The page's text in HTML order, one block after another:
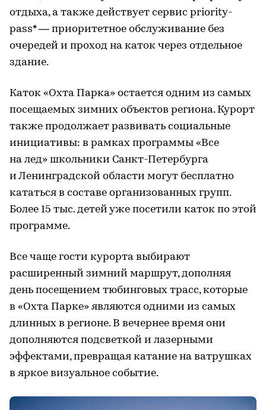
отдыха, а также действует сервис priority-
pass* — приоритетное обслуживание без
очередей и проход на каток через отдельное
здание.
Каток «Охта Парка» остается одним из самых
посещаемых зимних объектов региона. Курорт
также продолжает развивать социальные
инициативы: в рамках программы «Все
на лед» школьники Санкт-Петербурга
и Ленинградской области могут бесплатно
кататься в составе организованных групп.
Более 15 тыс. детей уже посетили каток по этой
программе.
Все чаще гости курорта выбирают
расширенный зимний маршрут, дополняя
день посещением тюбинговых трасс, которые
в «Охта Парке» являются одними из самых
длинных в регионе. В вечернее время они
дополняются подсветкой и лазерными
эффектами, превращая катание на ватрушках
в яркое визуальное событие.